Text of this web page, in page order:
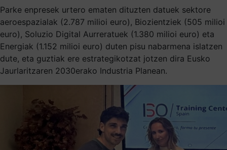
Parke enpresek urtero ematen dituzten datuek sektore
aeroespazialak (2.787 milioi euro), Biozientziek (505 milioi
euro), Soluzio Digital Aurreratuek (1.380 milioi euro) eta
Energiak (1.152 milioi euro) duten pisu nabarmena islatzen
dute, eta guztiak ere estrategikotzat jotzen dira Eusko
Jaurlaritzaren 2030erako Industria Planean.